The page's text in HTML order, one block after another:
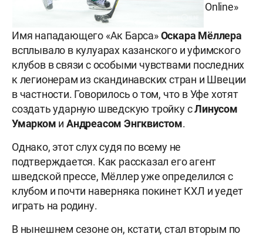
Online»
Имя нападающего «Ак Барса»Оскара Мёллера
всплывало в кулуарах казанского и уфимского
клубов в связи с особыми чувствами последних
к легионерам из скандинавских стран и Швеции
в частности. Говорилось о том, что в Уфе хотят
создать ударную шведскую тройку сЛинусом
Умарком иАндреасом Энгквистом.
Однако, этот слух судя по всему не
подтверждается. Как рассказал его агент
шведской прессе, Мёллер уже определился с
клубом и почти наверняка покинет КХЛ и уедет
играть на родину.
В нынешнем сезоне он, кстати, стал вторым по